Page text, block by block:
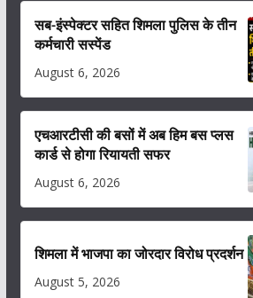
सब-इंस्पेक्टर सहित शिमला पुलिस के तीन
कर्मचारी सस्पेंड
August 6, 2026
एचआरटीसी की बसों में अब हिम बस प्लस
कार्ड से होगा रियायती सफर
August 6, 2026
शिमला में भाजपा का जोरदार विरोध प्रदर्शन
August 5, 2026